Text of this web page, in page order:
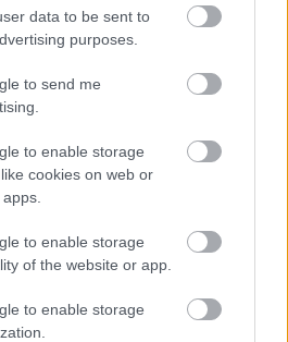
data to be sent to
purposes.
to send me
to enable storage
cookies on web or
to enable storage
of the website or app.
to enable storage